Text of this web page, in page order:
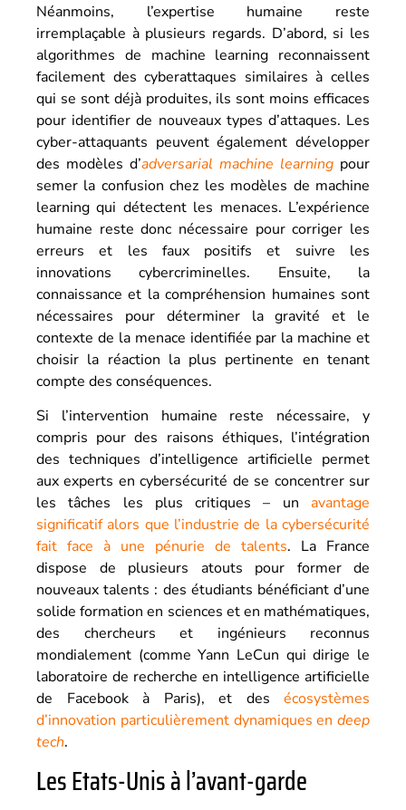
Néanmoins, l’expertise humaine reste
irremplaçable à plusieurs regards. D’abord, si les
algorithmes de machine learning reconnaissent
facilement des cyberattaques similaires à celles
qui se sont déjà produites, ils sont moins efficaces
pour identifier de nouveaux types d’attaques. Les
cyber-attaquants peuvent également développer
des modèles d’adversarial machine learning pour
semer la confusion chez les modèles de machine
learning qui détectent les menaces. L’expérience
humaine reste donc nécessaire pour corriger les
erreurs et les faux positifs et suivre les
innovations cybercriminelles. Ensuite, la
connaissance et la compréhension humaines sont
nécessaires pour déterminer la gravité et le
contexte de la menace identifiée par la machine et
choisir la réaction la plus pertinente en tenant
compte des conséquences.
Si l’intervention humaine reste nécessaire, y
compris pour des raisons éthiques, l’intégration
des techniques d’intelligence artificielle permet
aux experts en cybersécurité de se concentrer sur
les tâches les plus critiques – un avantage
significatif alors que l’industrie de la cybersécurité
fait face à une pénurie de talents. La France
dispose de plusieurs atouts pour former de
nouveaux talents : des étudiants bénéficiant d’une
solide formation en sciences et en mathématiques,
des chercheurs et ingénieurs reconnus
mondialement (comme Yann LeCun qui dirige le
laboratoire de recherche en intelligence artificielle
de Facebook à Paris), et des écosystèmes
d’innovation particulièrement dynamiques en deep
tech.
Les Etats-Unis à l’avant-garde